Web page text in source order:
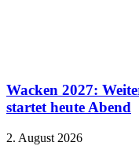
Wacken 2027:
startet heute Abend
2. August 2026